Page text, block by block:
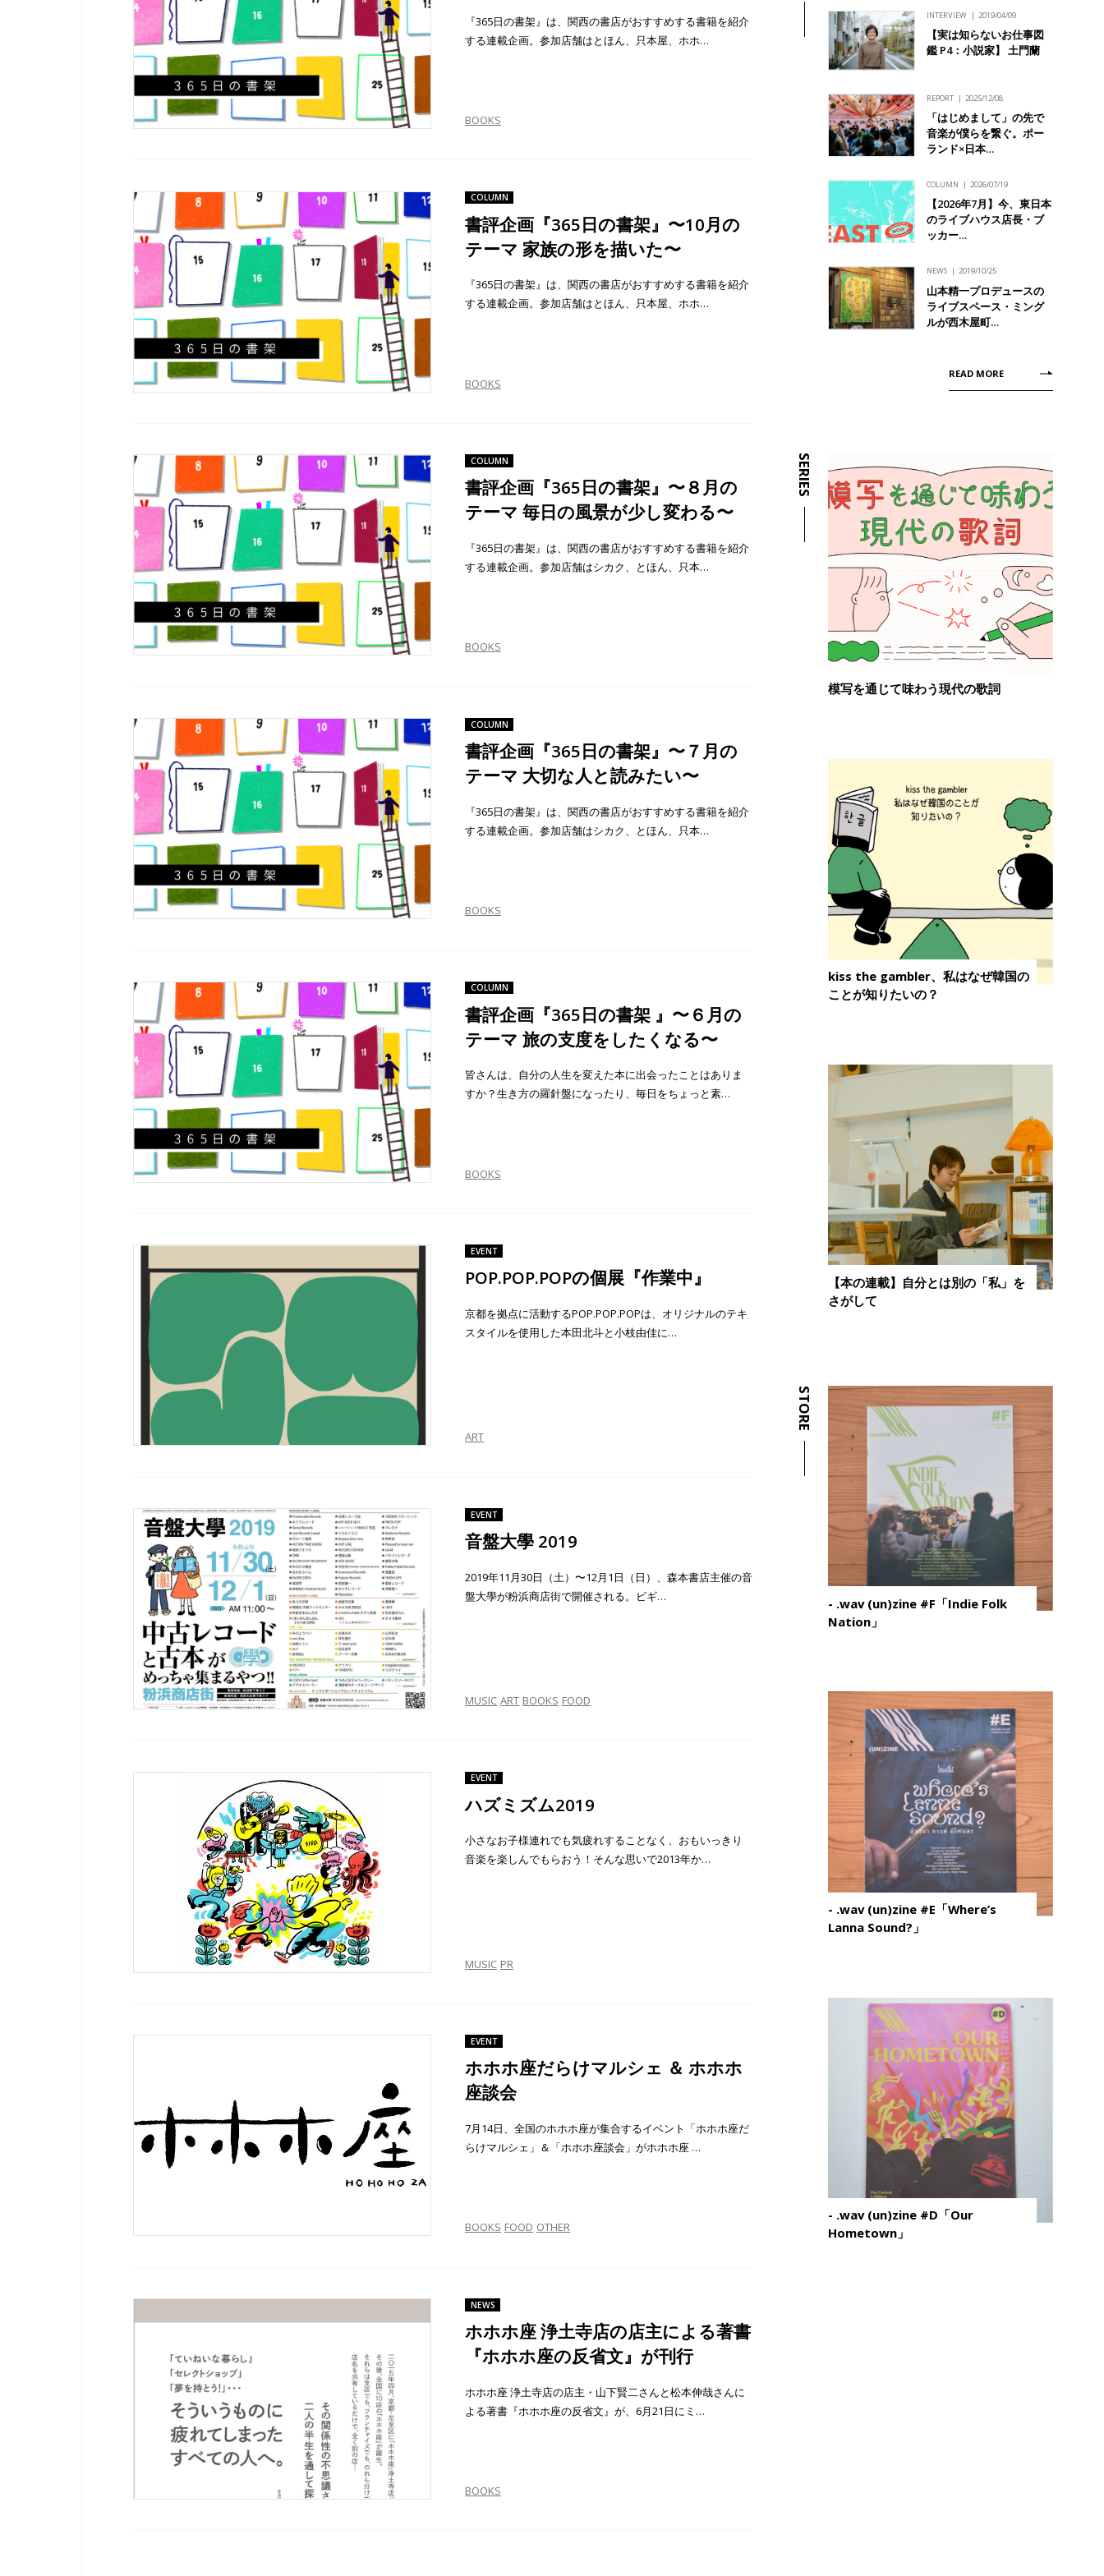
『365日の書架』は、関西の書店がおすすめする書籍を紹介
する連載企画。参加店舗はとほん、只本屋、ホホ…
BOOKS
COLUMN
書評企画『365日の書架』〜10月の
テーマ 家族の形を描いた〜
『365日の書架』は、関西の書店がおすすめする書籍を紹介
する連載企画。参加店舗はとほん、只本屋、ホホ…
BOOKS
COLUMN
書評企画『365日の書架』〜８月の
テーマ 毎日の風景が少し変わる〜
『365日の書架』は、関西の書店がおすすめする書籍を紹介
する連載企画。参加店舗はシカク、とほん、只本…
BOOKS
COLUMN
書評企画『365日の書架』〜７月の
テーマ 大切な人と読みたい〜
『365日の書架』は、関西の書店がおすすめする書籍を紹介
する連載企画。参加店舗はシカク、とほん、只本…
BOOKS
COLUMN
書評企画『365日の書架 』〜６月の
テーマ 旅の支度をしたくなる〜
皆さんは、自分の人生を変えた本に出会ったことはありま
すか？生き方の羅針盤になったり、毎日をちょっと素…
BOOKS
EVENT
POP.POP.POPの個展『作業中』
京都を拠点に活動するPOP.POP.POPは、オリジナルのテキ
スタイルを使用した本田北斗と小枝由佳に…
ART
EVENT
音盤大學 2019
2019年11月30日（土）〜12月1日（日）、森本書店主催の音
盤大學が粉浜商店街で開催される。ビギ…
MUSIC ART BOOKS FOOD
EVENT
ハズミズム2019
小さなお子様連れでも気疲れすることなく、おもいっきり
音楽を楽しんでもらおう！そんな思いで2013年か…
MUSIC PR
EVENT
ホホホ座だらけマルシェ ＆ ホホホ
座談会
7月14日、全国のホホホ座が集合するイベント「ホホホ座だ
らけマルシェ」＆「ホホホ座談会」がホホホ座 …
BOOKS FOOD OTHER
NEWS
ホホホ座 浄土寺店の店主による著書
『ホホホ座の反省文』が刊行
ホホホ座 浄土寺店の店主・山下賢二さんと松本伸哉さんに
よる著書『ホホホ座の反省文』が、6月21日にミ…
BOOKS
INTERVIEW 2019/04/09
【実は知らないお仕事図
鑑 P4：小説家】 土門蘭
REPORT 2025/12/08
「はじめまして」の先で
音楽が僕らを繋ぐ。ポー
ランド×日本…
COLUMN 2026/07/19
【2026年7月】今、東日本
のライブハウス店長・ブ
ッカー…
NEWS 2019/10/25
山本精一プロデュースの
ライブスペース・ミング
ルが西木屋町…
READ MORE
SERIES
模写を通じて味わう現代の歌詞
kiss the gambler、私はなぜ韓国の
ことが知りたいの？
【本の連載】自分とは別の「私」を
さがして
STORE
- .wav (un)zine #F「Indie Folk
Nation」
- .wav (un)zine #E「Where’s
Lanna Sound?」
- .wav (un)zine #D「Our
Hometown」